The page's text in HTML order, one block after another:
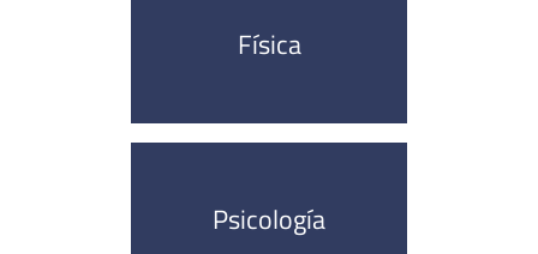
Física
Psicología